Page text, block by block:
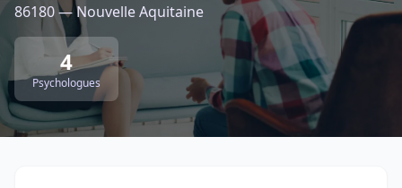
86180 — Nouvelle Aquitaine
4
Psychologues